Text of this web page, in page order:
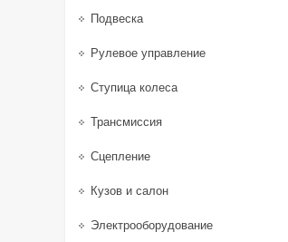
Подвеска
Рулевое управление
Ступица колеса
Трансмиссия
Сцепление
Кузов и салон
Электрооборудование